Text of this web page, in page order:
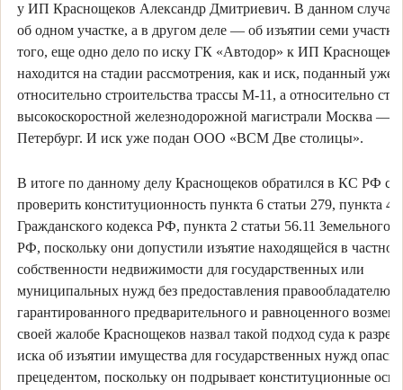
у ИП Краснощеков Александр Дмитриевич. В данном случае
об одном участке, а в другом деле — об изъятии семи
того, еще одно дело по иску ГК «Автодор» к ИП
находится на стадии рассмотрения, как и иск, поданный уже
относительно строительства трассы М-11, а относительно
высокоскоростной железнодорожной магистрали Москва —
Петербург. И иск уже подан ООО «ВСМ Две столицы».
В итоге по данному делу Краснощеков обратился в КС РФ с
проверить конституционность пункта 6 статьи 279, пункта 4
Гражданского кодекса РФ, пункта 2 статьи 56.11 Земельного
РФ, поскольку они допустили изъятие находящейся в частной
собственности недвижимости для государственных или
муниципальных нужд без предоставления правообладателю
гарантированного предварительного и равноценного
своей жалобе Краснощеков назвал такой подход суда к
иска об изъятии имущества для государственных нужд
прецедентом, поскольку он подрывает конституционные